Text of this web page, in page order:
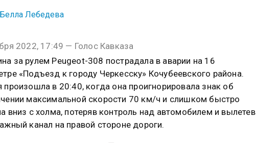
Белла Лебедева
2022, 17:49 — Голос Кавказа
за рулем Peugeot-308 пострадала в аварии на 16
«Подъезд к городу Черкесску» Кочубеевского района.
произошла в 20:40, когда она проигнорировала знак об
максимальной скорости 70 км/ч и слишком быстро
вниз с холма, потеряв контроль над автомобилем и вылетев
канал на правой стороне дороги.